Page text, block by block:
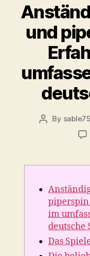
und
Post
By
im
deutsche
Das